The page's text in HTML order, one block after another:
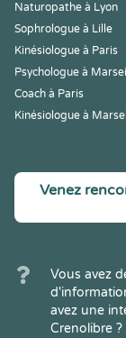
Naturopathe à Lyon
Sophrologue à Lille
Kinésiologue à Paris
Psychologue à
Coach à Paris
Kinésiologue à
Venez
Vous avez
avez une
Crenolibre